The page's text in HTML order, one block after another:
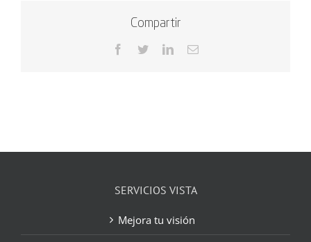
Compartir
Facebook
TwitterLinkedInCorreo
SERVICIOS VISTA
Mejora tu visión